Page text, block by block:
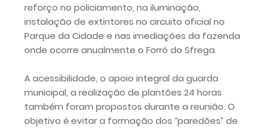
reforço no policiamento, na iluminação,
instalação de extintores no circuito oficial no
Parque da Cidade e nas imediações da fazenda
onde ocorre anualmente o Forró do Sfrega.
A acessibilidade, o apoio integral da guarda
municipal, a realização de plantões 24 horas
também foram propostos durante a reunião. O
objetivo é evitar a formação dos “paredões” de